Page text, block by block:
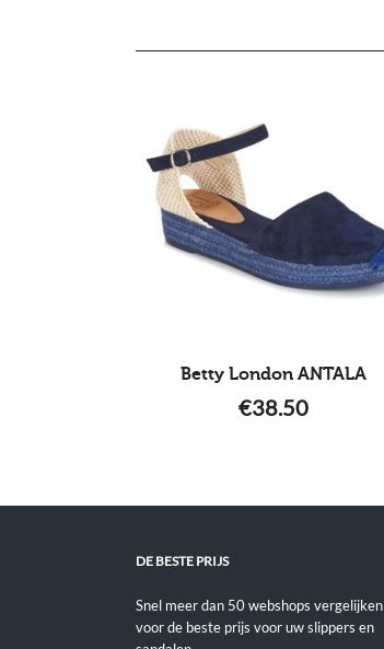
Betty London ANTALA
€38.50
DE BESTE PRIJS
Snel meer dan 50 webshops vergelijken
voor de beste prijs voor uw slippers en